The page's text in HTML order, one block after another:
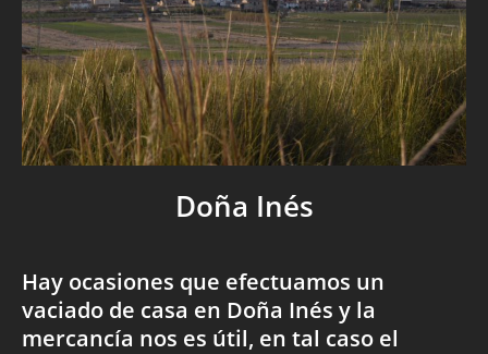
Doña Inés
Hay ocasiones que efectuamos un
vaciado de casa en Doña Inés y la
mercancía nos es útil, en tal caso el